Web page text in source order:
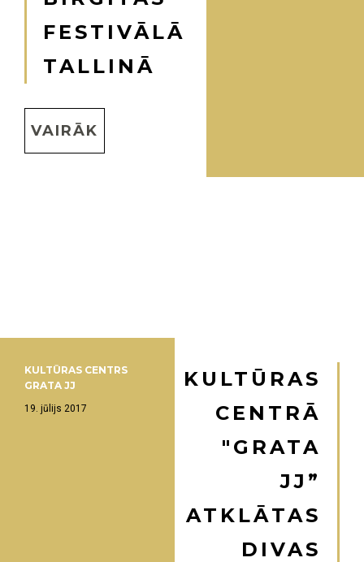
FESTIVĀLĀ
TALLINĀ
VAIRĀK
KULTŪRAS CENTRS
GRATA JJ
19. jūlijs 2017
KULTŪRAS
CENTRĀ
"GRATA
JJ”
ATKLĀTAS
DIVAS